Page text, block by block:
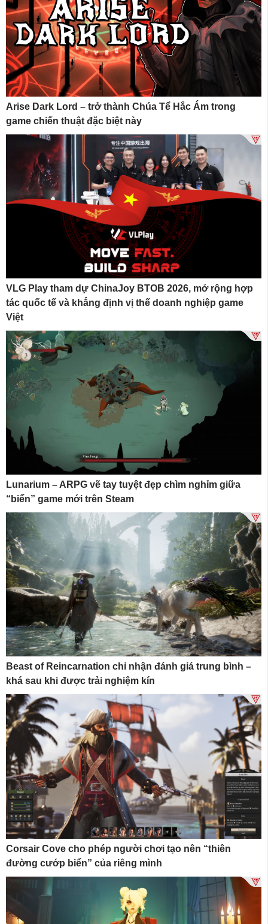
Arise Dark Lord – trở thành Chúa Tể Hắc Ám trong
game chiến thuật đặc biệt này
VLG Play tham dự ChinaJoy BTOB 2026, mở rộng hợp
tác quốc tế và khẳng định vị thế doanh nghiệp game
Việt
Lunarium – ARPG vẽ tay tuyệt đẹp chìm nghỉm giữa
“biển” game mới trên Steam
Beast of Reincarnation chỉ nhận đánh giá trung bình –
khá sau khi được trải nghiệm kín
Corsair Cove cho phép người chơi tạo nên “thiên
đường cướp biển” của riêng mình